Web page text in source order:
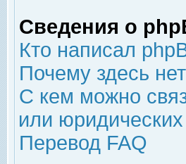
Сведения о
Кто написал
Почему здесь
С кем можно
или
Перевод FAQ